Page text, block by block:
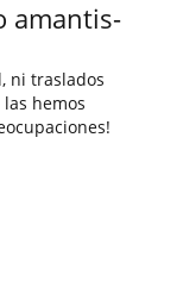
amantis-
ni traslados
hemos